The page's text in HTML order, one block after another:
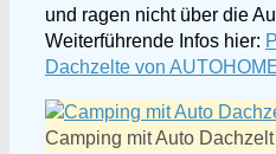
und ragen nicht über die
Weiterführende Infos hier:
Dachzelte von
Camping mit Auto